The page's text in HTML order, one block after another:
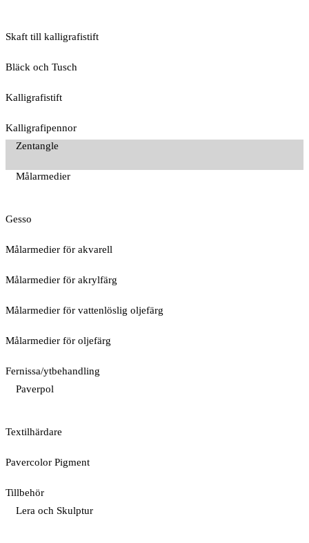
Skaft till kalligrafistift
Bläck och Tusch
Kalligrafistift
Kalligrafipennor
Zentangle
Målarmedier
Gesso
Målarmedier för akvarell
Målarmedier för akrylfärg
Målarmedier för vattenlöslig oljefärg
Målarmedier för oljefärg
Fernissa/ytbehandling
Paverpol
Textilhärdare
Pavercolor Pigment
Tillbehör
Lera och Skulptur